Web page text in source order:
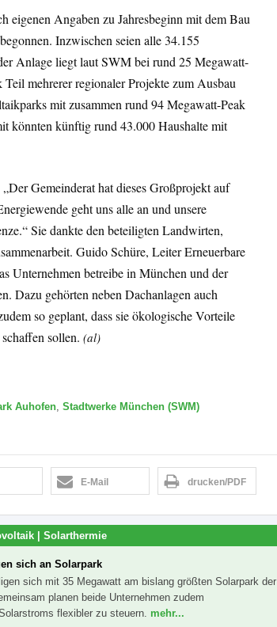
eigenen Angaben zu Jahresbeginn mit dem Bau
Inzwischen seien alle 34.155
Anlage liegt laut SWM bei rund 25 Megawatt-
mehrerer regionaler Projekte zum Ausbau
mit zusammen rund 94 Megawatt-Peak
könnten künftig rund 43.000 Haushalte mit
Gemeinderat hat dieses Großprojekt auf
geht uns alle an und unsere
Sie dankte den beteiligten Landwirten,
Guido Schüre, Leiter Erneuerbare
Unternehmen betreibe in München und der
Dazu gehörten neben Dachanlagen auch
so geplant, dass sie ökologische Vorteile
sollen. (al)
Auhofen, Stadtwerke München (SWM)
E-Mail drucken/PDF
| Solarthermie
sich an Solarpark
sich mit 35 Megawatt am bislang größten Solarpark der
planen beide Unternehmen zudem
flexibler zu steuern. mehr...